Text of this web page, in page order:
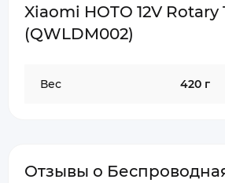
Xiaomi HOTO 12V
(QWLDM002)
Вес 420 г
Отзывы о